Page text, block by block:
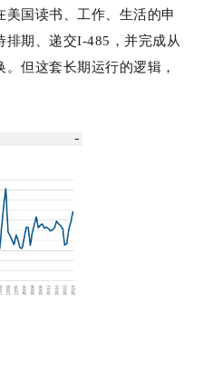
国读书、工作、生活的申
排期、递交I-485，并完成从
。但这套长期运行的逻辑，